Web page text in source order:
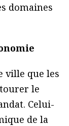
domaines
ville que les
le
Celui-
de la